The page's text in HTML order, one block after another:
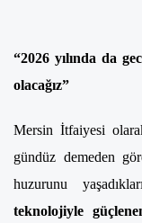
“2026 yılında da
olacağız”
Mersin İtfaiyesi
gündüz demeden
huzurunu
teknolojiyle